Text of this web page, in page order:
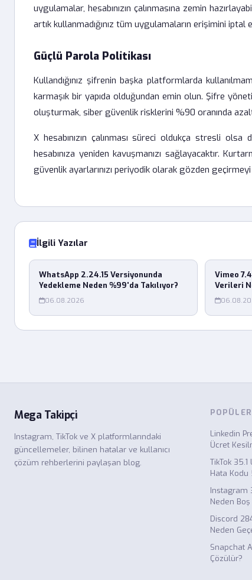
uygulamalar, hesabınızın çalınmasına zemin
artık kullanmadığınız tüm uygulamaların erişimini iptal
Güçlü Parola Politikası
Kullandığınız şifrenin başka platformlarda
karmaşık bir yapıda olduğundan emin olun. Şifre
oluşturmak, siber güvenlik risklerini %90 oranında
X hesabınızın çalınması süreci oldukça stresli olsa
hesabınıza yeniden kavuşmanızı sağlayacaktır.
güvenlik ayarlarınızı periyodik olarak gözden
İlgili Yazılar
WhatsApp 2.24.15 Versiyonunda
Yedekleme Neden %99'da Takılıyor?
06.08.2026
Vimeo
Verileri
Mega Takipçi
Instagram, TikTok ve X platformlarındaki
güncellemeler, bilinen hatalar ve kullanıcı
çözüm rehberlerini paylaşan blog.
Linkedin
Ücret
TikTok
Hata
Instagram
Neden
Discord
Neden
Snapchat
Çözülür?